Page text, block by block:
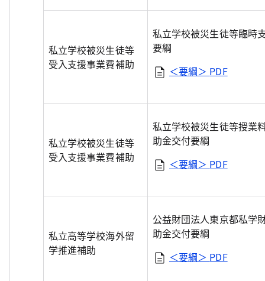
私立学校被災生徒等
受入支援事業費補助
私立学校被災生徒等臨時
要綱
＜要綱＞ PDF
私立学校被災生徒等
受入支援事業費補助
私立学校被災生徒等授業
助金交付要綱
＜要綱＞ PDF
私立高等学校海外留
学推進補助
公益財団法人東京都私学
助金交付要綱
＜要綱＞ PDF